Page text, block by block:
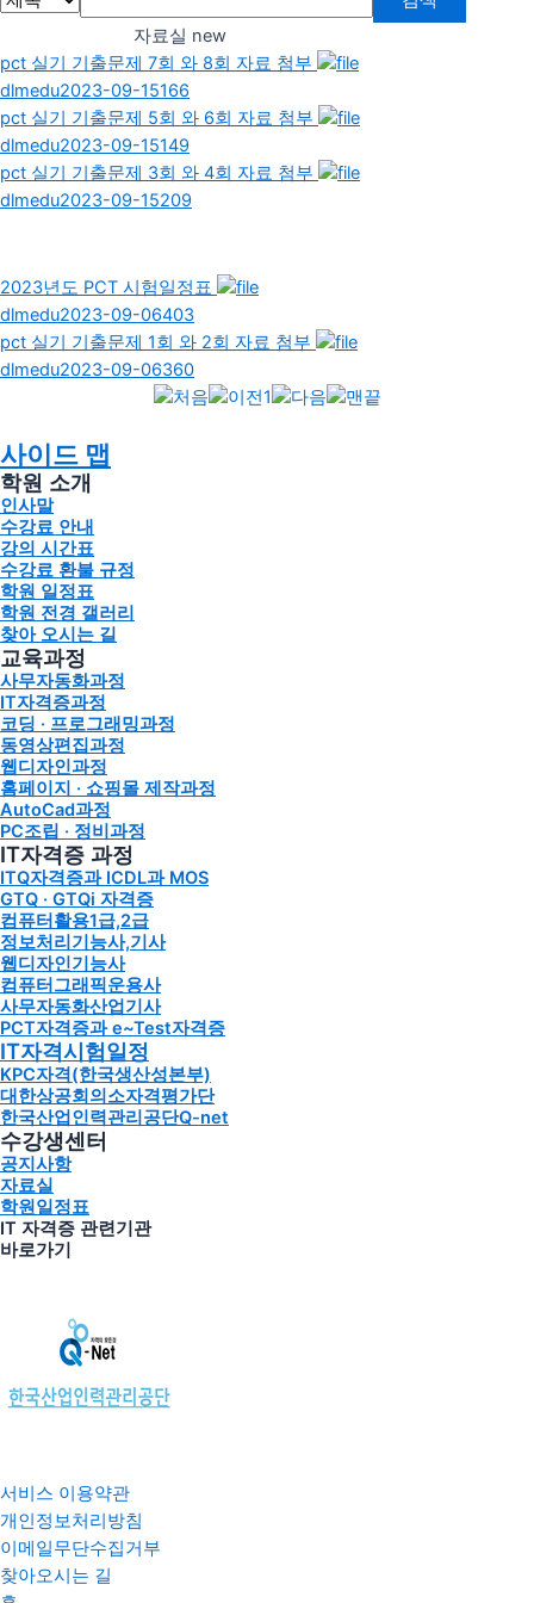
자료실 new
pct 실기 기출문제 7회 와 8회 자료 첨부
dlmedu2023-09-15166
pct 실기 기출문제 5회 와 6회 자료 첨부
dlmedu2023-09-15149
pct 실기 기출문제 3회 와 4회 자료 첨부
dlmedu2023-09-15209
2023년도 PCT 시험일정표
dlmedu2023-09-06403
pct 실기 기출문제 1회 와 2회 자료 첨부
dlmedu2023-09-06360
1
사이드 맵
학원 소개
인사말
수강료 안내
강의 시간표
수강료 환불 규정
학원 일정표
학원 전경 갤러리
찾아 오시는 길
교육과정
사무자동화과정
IT자격증과정
코딩 · 프로그래밍과정
동영상편집과정
웹디자인과정
홈페이지 · 쇼핑몰 제작과정
AutoCad과정
PC조립 · 정비과정
IT자격증 과정
ITQ자격증과 ICDL과 MOS
GTQ · GTQi 자격증
컴퓨터활용1급,2급
정보처리기능사,기사
웹디자인기능사
컴퓨터그래픽운용사
사무자동화산업기사
PCT자격증과 e~Test자격증
IT자격시험일정
KPC자격(한국생산성본부)
대한상공회의소자격평가단
한국산업인력관리공단Q-net
수강생센터
공지사항
자료실
학원일정표
IT 자격증 관련기관
바로가기
서비스 이용약관
개인정보처리방침
이메일무단수집거부
찾아오시는 길